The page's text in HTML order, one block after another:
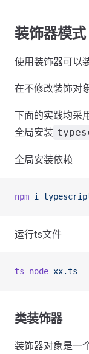
装饰器模式
使用装饰器可以
在不修改装饰对
下面的实践均采
全局安装
全局安装依赖
npm i
运行ts文件
ts-node xx.ts
类装饰器
装饰器对象是一